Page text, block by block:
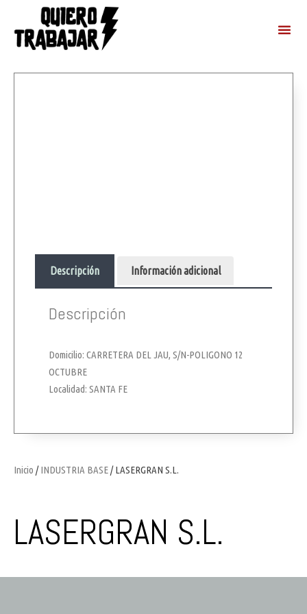
Inicio /INDUSTRIA BASE/ LASERGRAN S.L.
LASERGRAN S.L.
Descripción Información adicional
Descripción
Domicilio: CARRETERA DEL JAU, S/N-POLIGONO 12
OCTUBRE
Localidad: SANTA FE